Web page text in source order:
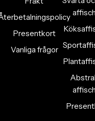
Presentkort
Vanliga frågor